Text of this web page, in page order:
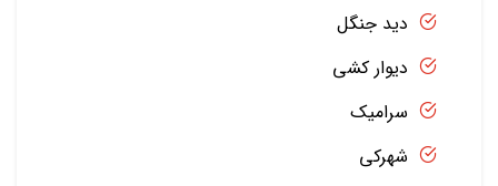
دید جنگل
دیوار کشی
سرامیک
شهرکی